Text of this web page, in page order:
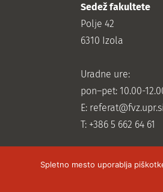
Sedež fakultete
Polje 42
6310 Izola
Uradne ure:
pon–pet: 10.00-
E: referat@fvz.upr.si
T: +386 5 662 64 61
Vse pravice
Spletno mesto uporablja